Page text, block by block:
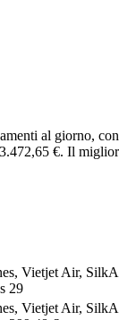
al giorno,
€. Il
Vietjet Air,
29
Vietjet Air,